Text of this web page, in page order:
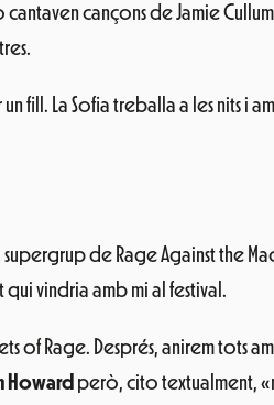
cantaven cançons de Jamie
un fill. La Sofia treballa a les nits i
supergrup de Rage Against the
vindria amb mi al festival.
of Rage. Després, anirem tots
Howard però, cito textualment,